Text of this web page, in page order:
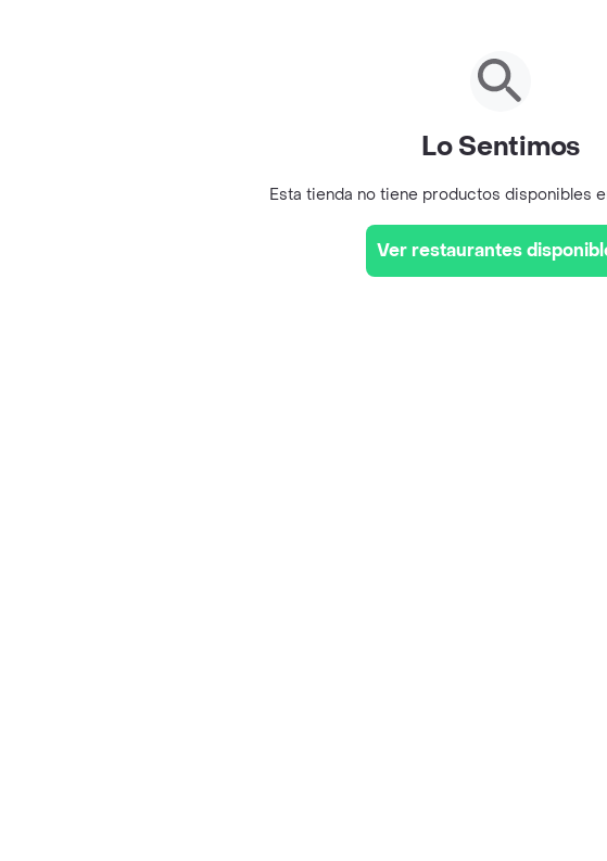
Lo Sentimos
Esta tienda no tiene productos disponibles
Ver restaurantes